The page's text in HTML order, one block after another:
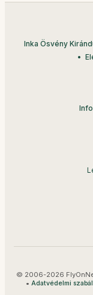
Inka Ösvény
© 2006-2026
• Adatvédelmi